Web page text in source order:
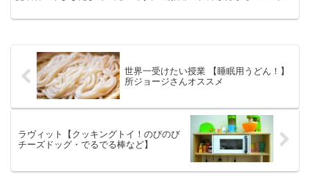
世界一受けたい授業 【睡眠用うどん！】
所ジョージさんオススメ
ラヴィット【クッキングトイ！のびのび
チーズドッグ・でるでる棒など】